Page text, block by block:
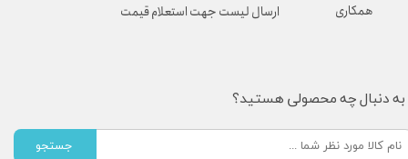
ارسال لیست جهت استعلام قیمت
همکاری
به دنبال چه محصولی هستید؟
جستجو